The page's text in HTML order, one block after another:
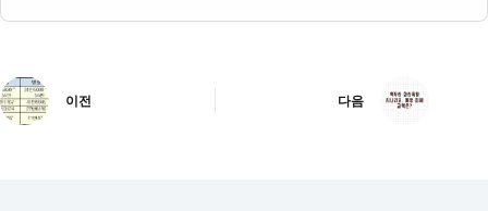
이전 다음